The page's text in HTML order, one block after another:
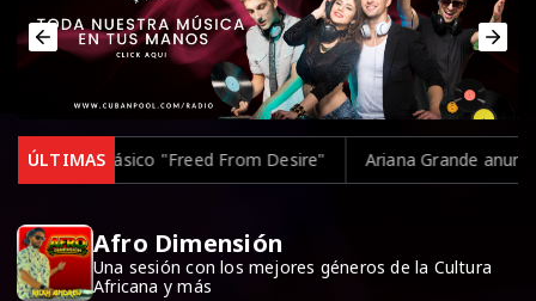
ÚLTIMAS
el clásico "Freed From Desire" Ariana Grande anuncia
Afro Dimensión
Una sesión con los mejores géneros de la Cultura
Africana y más